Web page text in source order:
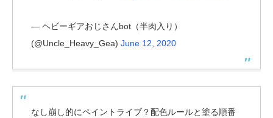
— ヘビーギアおじさんbot（半肉入り）
(@Uncle_Heavy_Gea) June 12, 2020
なし崩し的にペイントライブ？配色ルールと塗る順番